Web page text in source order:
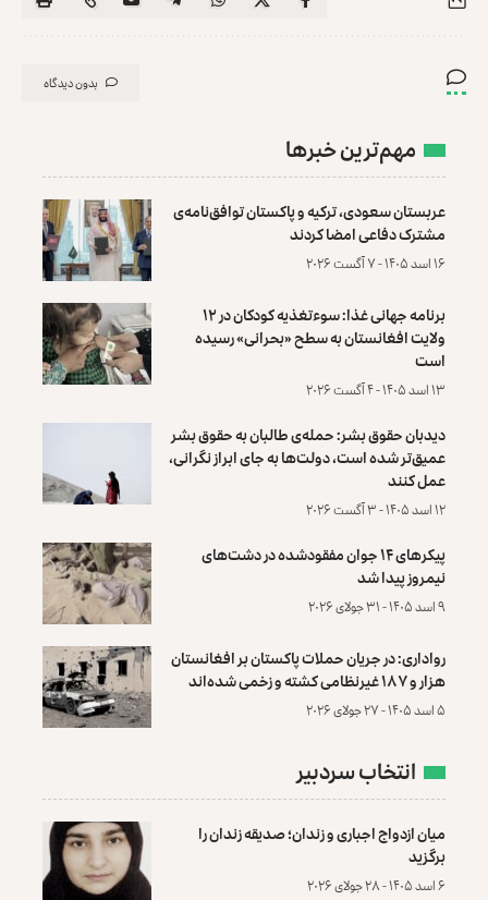
بدون دیدگاه
مهم‌ترین خبرها
عربستان سعودی، ترکیه و پاکستان توافق‌نامه‌ی
مشترک دفاعی امضا کردند
۱۶ اسد ۱۴۰۵ - ۷ آگست ۲۰۲۶
برنامه جهانی غذا: سوءتغذیه کودکان در ۱۲
ولایت افغانستان به سطح «بحرانی» رسیده
است
۱۳ اسد ۱۴۰۵ - ۴ آگست ۲۰۲۶
دیدبان حقوق بشر: حمله‌ی طالبان به حقوق بشر
عمیق‌تر شده است، دولت‌ها به جای ابراز نگرانی،
عمل کنند
۱۲ اسد ۱۴۰۵ - ۳ آگست ۲۰۲۶
پیکرهای ۱۴ جوان مفقودشده در دشت‌های
نیمروز پیدا شد
۹ اسد ۱۴۰۵ - ۳۱ جولای ۲۰۲۶
رواداری: در جریان حملات پاکستان بر افغانستان
هزار و ۱۸۷ غیرنظامی کشته و زخمی شده‌اند
۵ اسد ۱۴۰۵ - ۲۷ جولای ۲۰۲۶
انتخاب سردبیر
میان ازدواج اجباری و زندان؛ صدیقه زندان را
برگزید
۶ اسد ۱۴۰۵ - ۲۸ جولای ۲۰۲۶